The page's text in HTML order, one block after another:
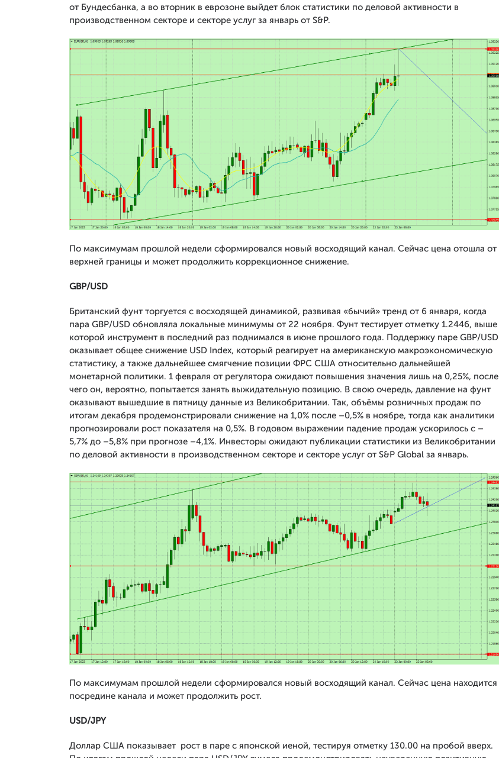
от Бундесбанка, а во вторник в еврозоне выйдет блок статистики по деловой активности в
производственном секторе и секторе услуг за январь от S&P.
По максимумам прошлой недели сформировался новый восходящий канал. Сейчас цена отошла от
верхней границы и может продолжить коррекционное снижение.
GBP/USD
Британский фунт торгуется с восходящей динамикой, развивая «бычий» тренд от 6 января, когда
пара GBP/USD обновляла локальные минимумы от 22 ноября. Фунт тестирует отметку 1.2446, выше
которой инструмент в последний раз поднимался в июне прошлого года. Поддержку паре GBP/USD
оказывает общее снижение USD Index, который реагирует на американскую макроэкономическую
статистику, а также дальнейшее смягчение позиции ФРС США относительно дальнейшей
монетарной политики. 1 февраля от регулятора ожидают повышения значения лишь на 0,25%, после
чего он, вероятно, попытается занять выжидательную позицию. В свою очередь, давление на фунт
оказывают вышедшие в пятницу данные из Великобритании. Так, объёмы розничных продаж по
итогам декабря продемонстрировали снижение на 1,0% после –0,5% в ноябре, тогда как аналитики
прогнозировали рост показателя на 0,5%. В годовом выражении падение продаж ускорилось с –
5,7% до –5,8% при прогнозе –4,1%. Инвесторы ожидают публикации статистики из Великобритании
по деловой активности в производственном секторе и секторе услуг от S&P Global за январь.
По максимумам прошлой недели сформировался новый восходящий канал. Сейчас цена находится
посредине канала и может продолжить рост.
USD/JPY
Доллар США показывает рост в паре с японской иеной, тестируя отметку 130.00 на пробой вверх.